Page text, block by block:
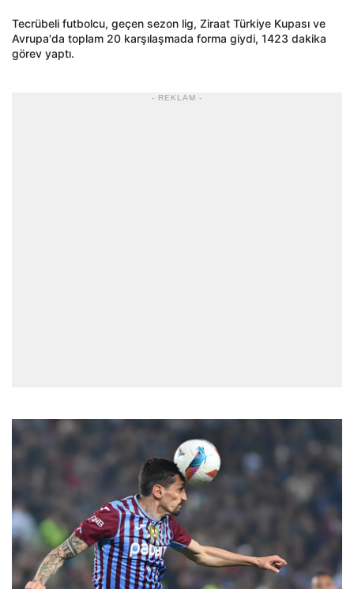
Tecrübeli futbolcu, geçen sezon lig, Ziraat Türkiye Kupası ve
Avrupa'da toplam 20 karşılaşmada forma giydi, 1423 dakika
görev yaptı.
- REKLAM -